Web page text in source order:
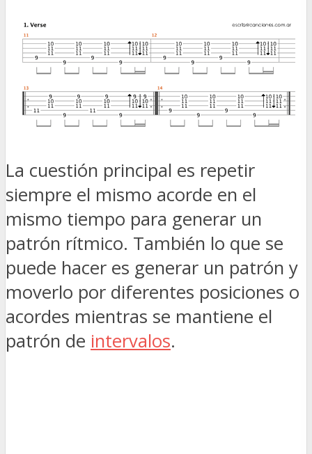
La cuestión principal es repetir
siempre el mismo acorde en el
mismo tiempo para generar un
patrón rítmico. También lo que se
puede hacer es generar un patrón y
moverlo por diferentes posiciones o
acordes mientras se mantiene el
patrón de intervalos.